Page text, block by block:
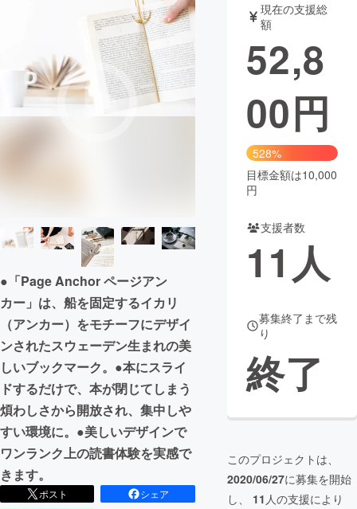
テクノロジー・ガジェット
映像・映画 書籍・雑誌
ビジネス・起業 チャレンジ
CAMPFIRE Creation
CAMPFIREふるさと納税machi-ya コミュニティ
●「Page Anchor ページアン
カー」は、船を固定するイカリ
（アンカー）をモチーフにデザイ
ンされたスウェーデン生まれの美
しいブックマーク。●本にスライ
ドするだけで、本が閉じてしまう
煩わしさから開放され、集中しや
すい環境に。●美しいデザインで
ワンランク上の読書体験を実感で
きます。
ポスト
シェア
現在の支援総
額
52,8
00円
528%
目標金額は10,000
円
支援者数
11 人
募集終了まで残
り
終了
このプロジェクトは、
2020/06/27に募集を開始
し、 11 人の支援により